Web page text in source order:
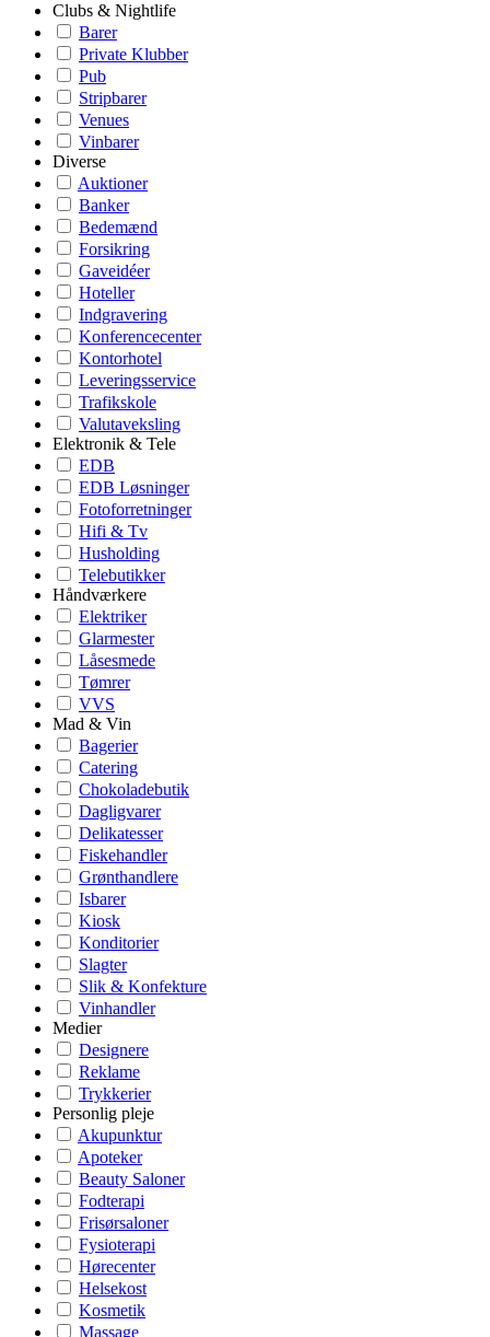
Clubs & Nightlife
Barer
Private Klubber
Pub
Stripbarer
Venues
Vinbarer
Diverse
Auktioner
Banker
Bedemænd
Forsikring
Gaveidéer
Hoteller
Indgravering
Konferencecenter
Kontorhotel
Leveringsservice
Trafikskole
Valutaveksling
Elektronik & Tele
EDB
EDB Løsninger
Fotoforretninger
Hifi & Tv
Husholding
Telebutikker
Håndværkere
Elektriker
Glarmester
Låsesmede
Tømrer
VVS
Mad & Vin
Bagerier
Catering
Chokoladebutik
Dagligvarer
Delikatesser
Fiskehandler
Grønthandlere
Isbarer
Kiosk
Konditorier
Slagter
Slik & Konfekture
Vinhandler
Medier
Designere
Reklame
Trykkerier
Personlig pleje
Akupunktur
Apoteker
Beauty Saloner
Fodterapi
Frisørsaloner
Fysioterapi
Hørecenter
Helsekost
Kosmetik
Massage